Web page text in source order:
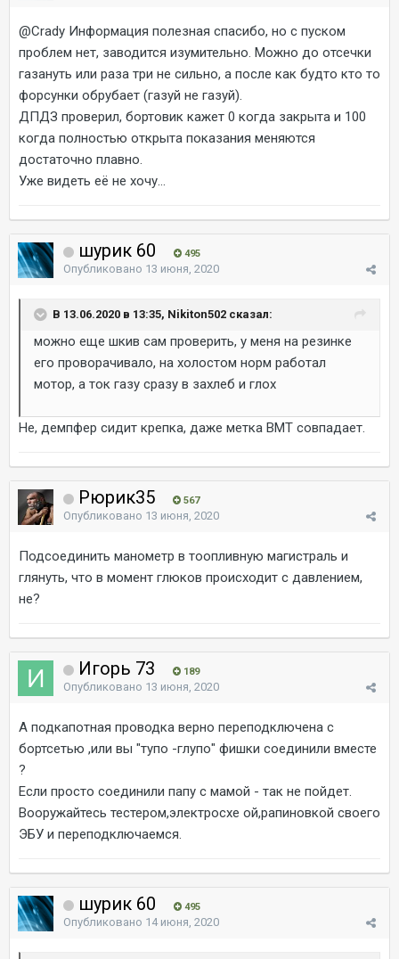
@Crady Информация полезная спасибо, но с пуском
проблем нет, заводится изумительно. Можно до отсечки
газануть или раза три не сильно, а после как будто кто то
форсунки обрубает (газуй не газуй).
ДПДЗ проверил, бортовик кажет 0 когда закрыта и 100
когда полностью открыта показания меняются
достаточно плавно.
Уже видеть её не хочу...
шурик 60 495
Опубликовано 13 июня, 2020
В 13.06.2020 в 13:35, Nikiton502 сказал:
можно еще шкив сам проверить, у меня на резинке
его проворачивало, на холостом норм работал
мотор, а ток газу сразу в захлеб и глох
Не, демпфер сидит крепка, даже метка ВМТ совпадает.
Рюрик35 567
Опубликовано 13 июня, 2020
Подсоединить манометр в тоопливную магистраль и
глянуть, что в момент глюков происходит с давлением,
не?
Игорь 73 189
Опубликовано 13 июня, 2020
А подкапотная проводка верно переподключена с
бортсетью ,или вы "тупо -глупо" фишки соединили вместе
?
Если просто соединили папу с мамой - так не пойдет.
Вооружайтесь тестером,электросхе ой,рапиновкой своего
ЭБУ и переподключаемся.
шурик 60 495
Опубликовано 14 июня, 2020